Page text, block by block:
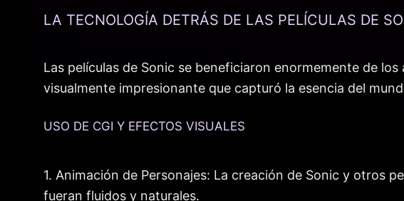
LA TECNOLOGÍA DETRÁS DE LAS PELÍCULAS DE
Las películas de Sonic se beneficiaron enormemente de
visualmente impresionante que capturó la esencia del
USO DE CGI Y EFECTOS VISUALES
1. Animación de Personajes: La creación de Sonic y otros
fueran fluidos y naturales.